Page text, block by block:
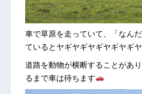
車で草原を走っていて、「なん
ているとヤギヤギヤギヤギヤギ
道路を動物が横断することがあ
るまで車は待ちます